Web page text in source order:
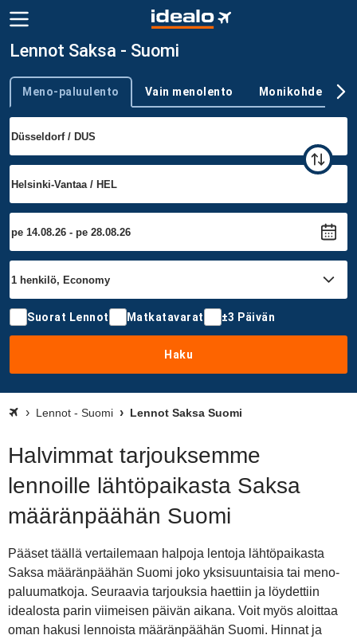
Lennot Saksa - Suomi
Trip type
Meno-paluulento Vain menolento Monikohde
Suorat Lennot Matkatavarat ±3 Päivän
Haku
Lennot - Suomi Lennot Saksa Suomi
Halvimmat tarjouksemme
lennoille lähtöpaikasta Saksa
määränpäähän Suomi
Pääset täällä vertailemaan halpoja lentoja lähtöpaikasta
Saksa määränpäähän Suomi joko yksisuuntaisia tai meno-
paluumatkoja. Seuraavia tarjouksia haettiin ja löydettiin
idealosta parin viimeisen päivän aikana. Voit myös aloittaa
oman hakusi lennoista määränpäähän Suomi. Hinnat ja